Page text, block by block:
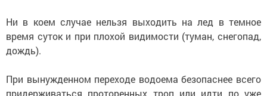
Ни в коем случае нельзя выходить на лед в темное
время суток и при плохой видимости (туман, снегопад,
дождь).
При вынужденном переходе водоема безопаснее всего
придерживаться проторенных троп или идти по уже